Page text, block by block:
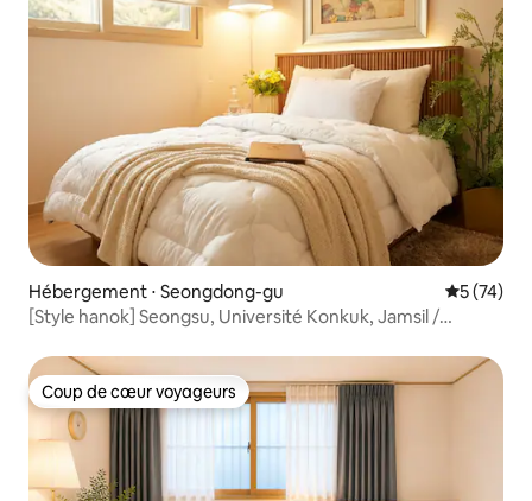
Hébergement ⋅ Seongdong-gu
5 (74)
[Style hanok] Seongsu, Université Konkuk, Jamsil /
gratuite / Propreté garantie / Bâtiment neuf
Coup de cœur voyageurs
Coup de cœur voyageurs